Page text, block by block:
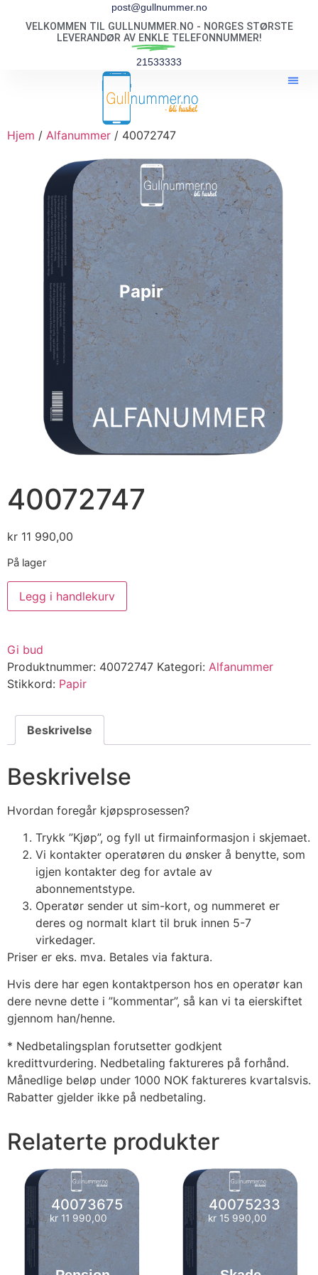
post@gullnummer.no
VELKOMMEN TIL GULLNUMMER.NO - NORGES STØRSTE
LEVERANDØR AV ENKLE TELEFONNUMMER!
21533333
Hjem / Alfanummer / 40072747
Papir
40072747
kr 11 990,00
På lager
Legg i handlekurv
Gi bud
Produktnummer: 40072747 Kategori: Alfanummer
Stikkord: Papir
Beskrivelse
Beskrivelse
Hvordan foregår kjøpsprosessen?
Trykk ”Kjøp”, og fyll ut firmainformasjon i skjemaet.
Vi kontakter operatøren du ønsker å benytte, som
igjen kontakter deg for avtale av
abonnementstype.
Operatør sender ut sim-kort, og nummeret er
deres og normalt klart til bruk innen 5-7
virkedager.
Priser er eks. mva. Betales via faktura.
Hvis dere har egen kontaktperson hos en operatør kan
dere nevne dette i ”kommentar”, så kan vi ta eierskiftet
gjennom han/henne.
* Nedbetalingsplan forutsetter godkjent
kredittvurdering. Nedbetaling faktureres på forhånd.
Månedlige beløp under 1000 NOK faktureres kvartalsvis.
Rabatter gjelder ikke på nedbetaling.
Relaterte produkter
40073675
kr 11 990,00
40075233
kr 15 990,00